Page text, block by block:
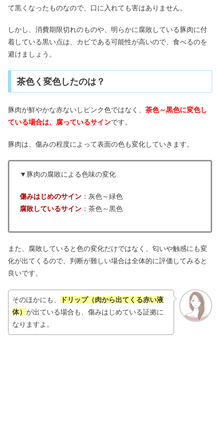
て黒くなったものなので、口に入れても害はありません。
しかし、消費期限切れのものや、明らかに腐敗している豚肉に付
着している黒い点は、カビである可能性が高いので、食べるのを
避けましょう。
茶色く変色したのは？
豚肉が鮮やかな赤ないしピンク色ではなく、 茶色～黒色に変色し
ている場合は、腐っているサインです。
豚肉は、傷みの程度によって表面の色も変化していきます。
▼豚肉の腐敗による色味の変化
傷みはじめのサイン ：灰色～緑色
腐敗しているサイン ：茶色～黒色
また、腐敗していると色の変化だけではなく、匂いや触感にも変
化が出てくるので、判断が難しい場合は全体的に評価してみると
良いです。
そのほかにも、
ドリップ（肉から出てくる赤い液
体） が出ている場合も、傷みはじめている証拠に
なりますよ。